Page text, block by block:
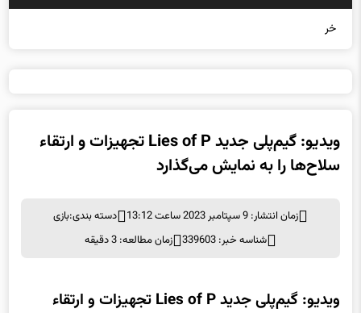
خرید بیم
ویدیو: گیم‌پلی جدید Lies of P تجهیزات و ارتقاء
سلاح‌ها را به نمایش می‌گذارد
زمان انتشار: 9 سپتامبر 2023 ساعت 13:12 دسته بندی:بازی
شناسه خبر: 339603
زمان مطالعه: 3 دقیقه
ویدیو: گیم‌پلی جدید Lies of P تجهیزات و ارتقاء